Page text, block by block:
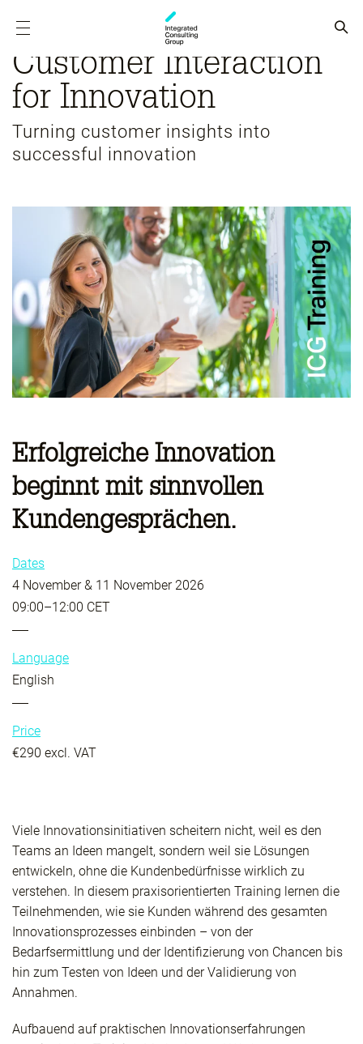
Customer Interaction
for Innovation
Turning customer insights into
successful innovation
Erfolgreiche Innovation
beginnt mit sinnvollen
Kundengesprächen.
Dates
4 November & 11 November 2026
09:00–12:00 CET
Language
English
Price
€290 excl. VAT
Viele Innovationsinitiativen scheitern nicht, weil es den
Teams an Ideen mangelt, sondern weil sie Lösungen
entwickeln, ohne die Kundenbedürfnisse wirklich zu
verstehen. In diesem praxisorientierten Training lernen die
Teilnehmenden, wie sie Kunden während des gesamten
Innovationsprozesses einbinden – von der
Bedarfsermittlung und der Identifizierung von Chancen bis
hin zum Testen von Ideen und der Validierung von
Annahmen.
Aufbauend auf praktischen Innovationserfahrungen